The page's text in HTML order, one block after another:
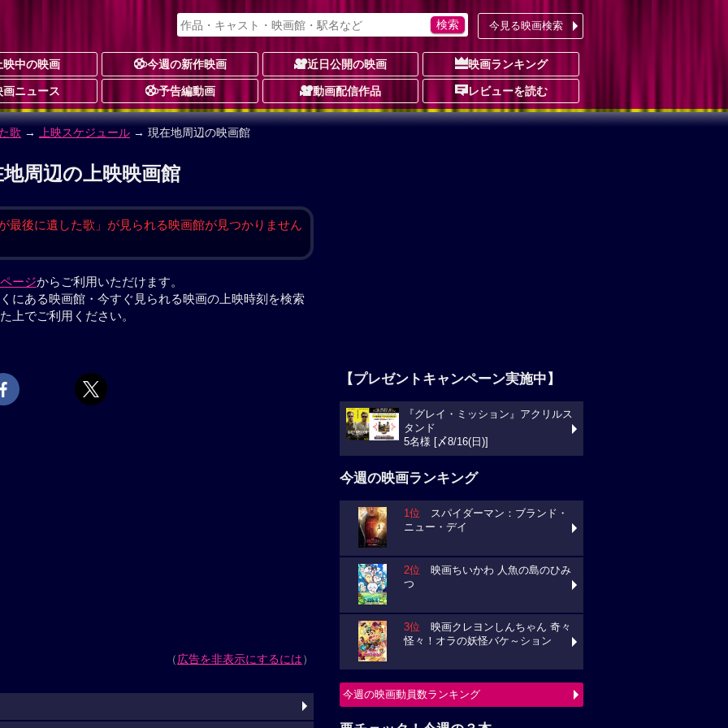
今見る映画検索
映中の映画 今週の新作映画 近日公開の映画 映画ランキング
画ニュース 予告編動画 動画配信作品 レビューを読む
歌 → 上映スケジュール → 現在地周辺の映画館
周辺の上映映画館
最後に遺した歌」が見られる映画館が見つかりません
ージからご利用いただけます。
にある映画館・今すぐ見られる映画の上映時刻を検索
上でご利用ください。
（広告を非表示にするには）
【プレゼントキャンペーン実施中】
『グレイ・ミッション』アクリルス
タンド
5名様 [〆8/16(日)]
今週の映画ランキング
1位 スパイダーマン：ブランド・
ニュー・デイ
2位 映画ちいかわ 人魚の島のひみ
つ
3位 映画クレヨンしんちゃん 奇々
怪々！オラの妖怪バケ～ション
今週の映画動員数ランキング